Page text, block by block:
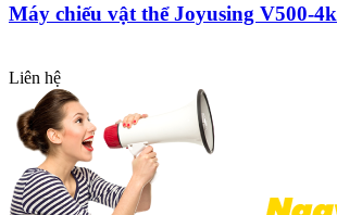
Máy chiếu vật thể Joyusing V500-4k
Liên hệ